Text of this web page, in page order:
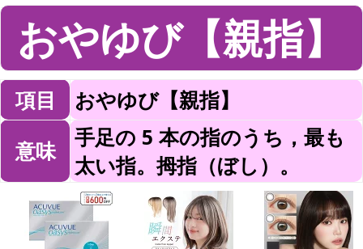
おやゆび【親指】
項目
おやゆび【親指】
意味
手足の 5 本の指のうち，最も
太い指。拇指（ぼし）。